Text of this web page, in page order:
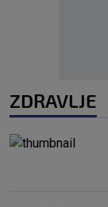
ZDRAVLJE